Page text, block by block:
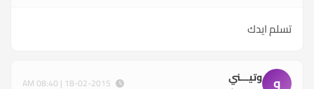
تسلم ايدك
و وتيـــني